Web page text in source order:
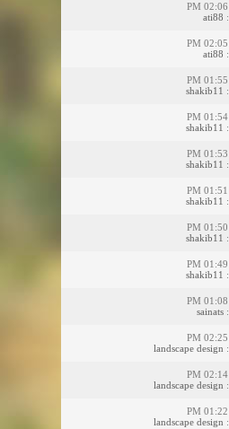
:
ati88
:
ati88
:
shakib11
:
shakib11
:
shakib11
:
shakib11
:
shakib11
:
shakib11
:
sainats
:
landscape design
:
landscape design
:
landscape design